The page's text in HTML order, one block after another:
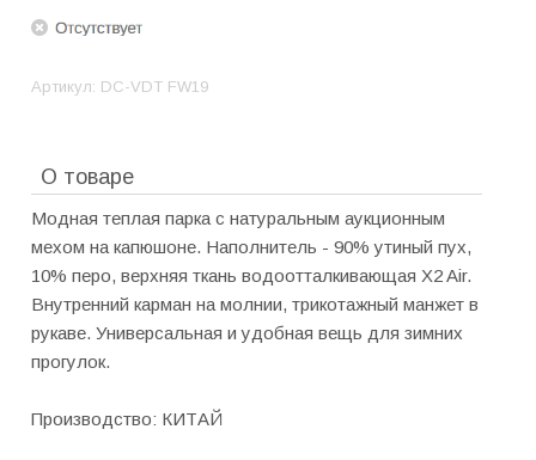
Артикул: DC-VDT FW19
О товаре
Модная теплая парка с натуральным аукционным
мехом на капюшоне. Наполнитель - 90% утиный пух,
10% перо, верхняя ткань водоотталкивающая X2 Air.
Внутренний карман на молнии, трикотажный манжет в
рукаве. Универсальная и удобная вещь для зимних
прогулок.
Производство: КИТАЙ